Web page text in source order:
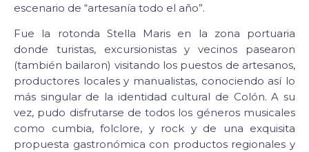
escenario de “artesanía todo el año”.
Fue la rotonda Stella Maris en la zona portuaria
donde turistas, excursionistas y vecinos pasearon
(también bailaron) visitando los puestos de artesanos,
productores locales y manualistas, conociendo así lo
más singular de la identidad cultural de Colón. A su
vez, pudo disfrutarse de todos los géneros musicales
como cumbia, folclore, y rock y de una exquisita
propuesta gastronómica con productos regionales y